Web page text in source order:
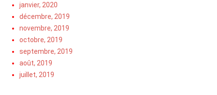
janvier, 2020
décembre, 2019
novembre, 2019
octobre, 2019
septembre, 2019
août, 2019
juillet, 2019